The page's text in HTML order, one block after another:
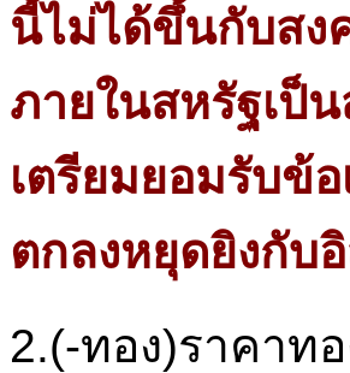
นี้ไม่ได้ขึ้นกับสง
ภายในสหรัฐเป็
เตรียมยอมรับข้
ตกลงหยุดยิงกับ
2.(-ทอง)ราคาท